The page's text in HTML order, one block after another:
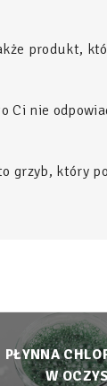
produkt,
Ci nie
grzyb, który
PŁYNNA
W